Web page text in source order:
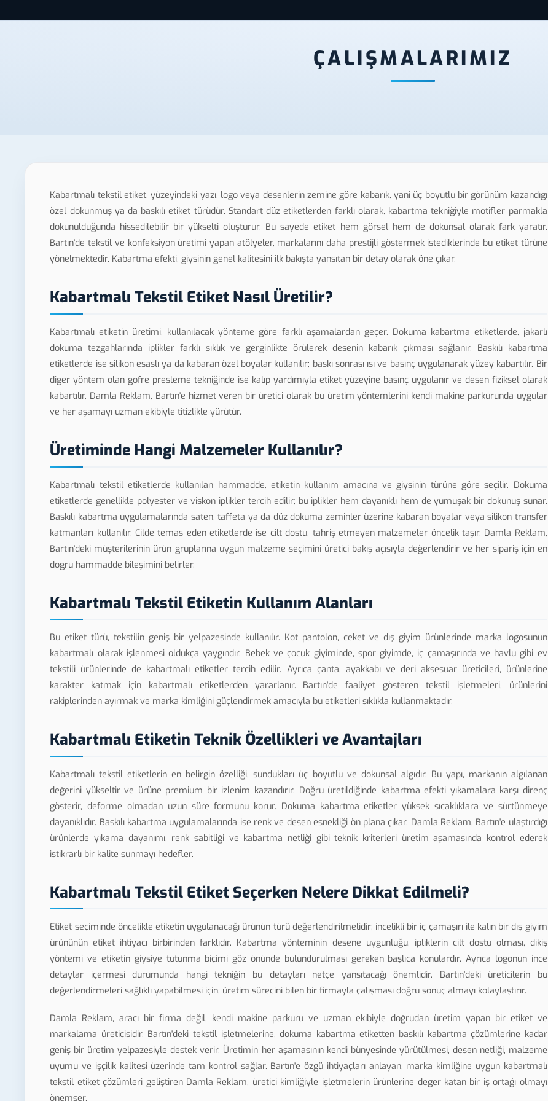
ÇALIŞMALARIMIZ
Kabartmalı tekstil etiket, yüzeyindeki yazı, logo veya desenlerin zemine göre kabarık, yani üç boyutlu bir görünüm kazandığı
özel dokunmuş ya da baskılı etiket türüdür. Standart düz etiketlerden farklı olarak, kabartma tekniğiyle motifler parmakla
dokunulduğunda hissedilebilir bir yükselti oluşturur. Bu sayede etiket hem görsel hem de dokunsal olarak fark yaratır.
Bartın'de tekstil ve konfeksiyon üretimi yapan atölyeler, markalarını daha prestijli göstermek istediklerinde bu etiket türüne
yönelmektedir. Kabartma efekti, giysinin genel kalitesini ilk bakışta yansıtan bir detay olarak öne çıkar.
Kabartmalı Tekstil Etiket Nasıl Üretilir?
Kabartmalı etiketin üretimi, kullanılacak yönteme göre farklı aşamalardan geçer. Dokuma kabartma etiketlerde, jakarlı
dokuma tezgahlarında iplikler farklı sıklık ve gerginlikte örülerek desenin kabarık çıkması sağlanır. Baskılı kabartma
etiketlerde ise silikon esaslı ya da kabaran özel boyalar kullanılır; baskı sonrası ısı ve basınç uygulanarak yüzey kabartılır. Bir
diğer yöntem olan gofre presleme tekniğinde ise kalıp yardımıyla etiket yüzeyine basınç uygulanır ve desen fiziksel olarak
kabartılır. Damla Reklam, Bartın'e hizmet veren bir üretici olarak bu üretim yöntemlerini kendi makine parkurunda uygular
ve her aşamayı uzman ekibiyle titizlikle yürütür.
Üretiminde Hangi Malzemeler Kullanılır?
Kabartmalı tekstil etiketlerde kullanılan hammadde, etiketin kullanım amacına ve giysinin türüne göre seçilir. Dokuma
etiketlerde genellikle polyester ve viskon iplikler tercih edilir; bu iplikler hem dayanıklı hem de yumuşak bir dokunuş sunar.
Baskılı kabartma uygulamalarında saten, taffeta ya da düz dokuma zeminler üzerine kabaran boyalar veya silikon transfer
katmanları kullanılır. Cilde temas eden etiketlerde ise cilt dostu, tahriş etmeyen malzemeler öncelik taşır. Damla Reklam,
Bartın'deki müşterilerinin ürün gruplarına uygun malzeme seçimini üretici bakış açısıyla değerlendirir ve her sipariş için en
doğru hammadde bileşimini belirler.
Kabartmalı Tekstil Etiketin Kullanım Alanları
Bu etiket türü, tekstilin geniş bir yelpazesinde kullanılır. Kot pantolon, ceket ve dış giyim ürünlerinde marka logosunun
kabartmalı olarak işlenmesi oldukça yaygındır. Bebek ve çocuk giyiminde, spor giyimde, iç çamaşırında ve havlu gibi ev
tekstili ürünlerinde de kabartmalı etiketler tercih edilir. Ayrıca çanta, ayakkabı ve deri aksesuar üreticileri, ürünlerine
karakter katmak için kabartmalı etiketlerden yararlanır. Bartın'de faaliyet gösteren tekstil işletmeleri, ürünlerini
rakiplerinden ayırmak ve marka kimliğini güçlendirmek amacıyla bu etiketleri sıklıkla kullanmaktadır.
Kabartmalı Etiketin Teknik Özellikleri ve Avantajları
Kabartmalı tekstil etiketlerin en belirgin özelliği, sundukları üç boyutlu ve dokunsal algıdır. Bu yapı, markanın algılanan
değerini yükseltir ve ürüne premium bir izlenim kazandırır. Doğru üretildiğinde kabartma efekti yıkamalara karşı direnç
gösterir, deforme olmadan uzun süre formunu korur. Dokuma kabartma etiketler yüksek sıcaklıklara ve sürtünmeye
dayanıklıdır. Baskılı kabartma uygulamalarında ise renk ve desen esnekliği ön plana çıkar. Damla Reklam, Bartın'e ulaştırdığı
ürünlerde yıkama dayanımı, renk sabitliği ve kabartma netliği gibi teknik kriterleri üretim aşamasında kontrol ederek
istikrarlı bir kalite sunmayı hedefler.
Kabartmalı Tekstil Etiket Seçerken Nelere Dikkat Edilmeli?
Etiket seçiminde öncelikle etiketin uygulanacağı ürünün türü değerlendirilmelidir; incelikli bir iç çamaşırı ile kalın bir dış giyim
ürününün etiket ihtiyacı birbirinden farklıdır. Kabartma yönteminin desene uygunluğu, ipliklerin cilt dostu olması, dikiş
yöntemi ve etiketin giysiye tutunma biçimi göz önünde bulundurulması gereken başlıca konulardır. Ayrıca logonun ince
detaylar içermesi durumunda hangi tekniğin bu detayları netçe yansıtacağı önemlidir. Bartın'deki üreticilerin bu
değerlendirmeleri sağlıklı yapabilmesi için, üretim sürecini bilen bir firmayla çalışması doğru sonuç almayı kolaylaştırır.
Damla Reklam, aracı bir firma değil, kendi makine parkuru ve uzman ekibiyle doğrudan üretim yapan bir etiket ve
markalama üreticisidir. Bartın'deki tekstil işletmelerine, dokuma kabartma etiketten baskılı kabartma çözümlerine kadar
geniş bir üretim yelpazesiyle destek verir. Üretimin her aşamasının kendi bünyesinde yürütülmesi, desen netliği, malzeme
uyumu ve işçilik kalitesi üzerinde tam kontrol sağlar. Bartın'e özgü ihtiyaçları anlayan, marka kimliğine uygun kabartmalı
tekstil etiket çözümleri geliştiren Damla Reklam, üretici kimliğiyle işletmelerin ürünlerine değer katan bir iş ortağı olmayı
önemser.